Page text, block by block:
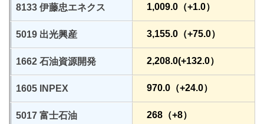
8133 伊藤忠エネクス 1,009.0（+1.0）
5019 出光興産 3,155.0（+75.0）
1662 石油資源開発 2,208.0(+132.0）
1605 INPEX 970.0（+24.0）
5017 富士石油 268（+8）